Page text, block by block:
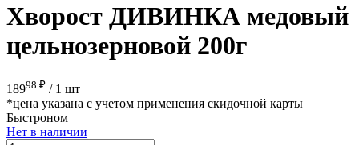
Хворост ДИВИНКА медовый
цельнозерновой 200г
18998 ₽ / 1 шт
*цена указана с учетом применения скидочной карты
Быстроном
Нет в наличии